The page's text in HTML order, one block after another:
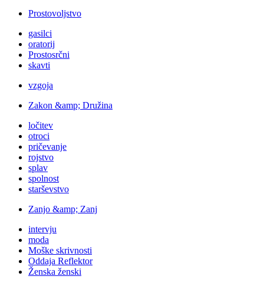
Prostovoljstvo
gasilci
oratorij
Prostosrčni
skavti
vzgoja
Zakon &amp; Družina
ločitev
otroci
pričevanje
rojstvo
splav
spolnost
starševstvo
Zanjo &amp; Zanj
intervju
moda
Moške skrivnosti
Oddaja Reflektor
Ženska ženski